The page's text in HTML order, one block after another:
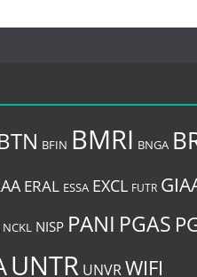
BFIN BMRI BNGA
ERAL ESSA EXCL FUTR
NCKL NISP PANI PGAS
UNTR UNVR WIFI